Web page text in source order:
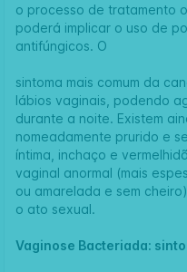
o processo de tratamento
poderá implicar o uso de
antifúngicos. O
sintoma mais comum da
lábios vaginais, podendo
durante a noite. Existem
nomeadamente prurido e
íntima, inchaço e
vaginal anormal (mais
ou amarelada e sem
o ato sexual.
Vaginose Bacteriada: